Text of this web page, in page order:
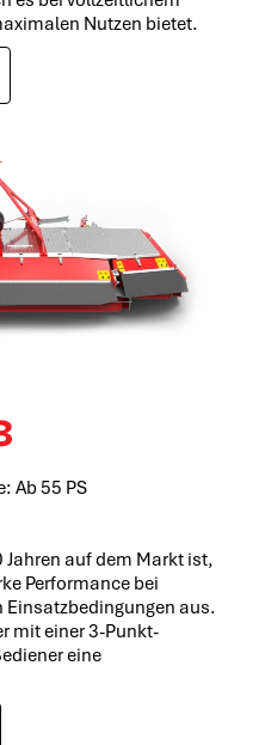
Nutzen bietet.
Ab 55 PS
Jahren auf dem Markt ist,
Performance bei
Einsatzbedingungen aus.
mit einer 3-Punkt-
eine